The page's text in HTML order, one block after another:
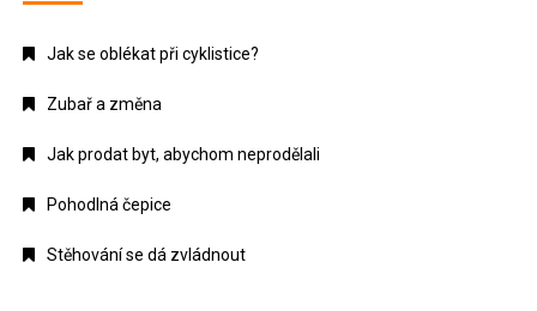
Jak se oblékat při cyklistice?
Zubař a změna
Jak prodat byt, abychom neprodělali
Pohodlná čepice
Stěhování se dá zvládnout